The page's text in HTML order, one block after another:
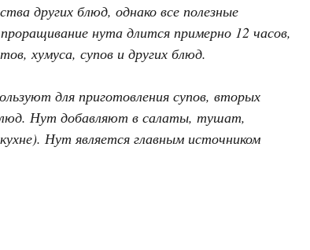
других блюд, однако все полезные
нута длится примерно 12 часов,
хумуса, супов и других блюд.
для приготовления супов, вторых
Нут добавляют в салаты, тушат,
Нут является главным источником